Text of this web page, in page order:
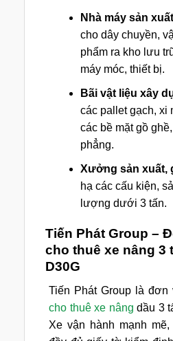
Nhà máy sản
cho dây chuyền,
phẩm ra kho lưu
máy móc, thiết bị.
Bãi vật liệu xây
các pallet gạch, xi
các bề mặt gồ
phẳng.
Xưởng sản xuất,
hạ các cấu kiện,
lượng dưới 3 tấn.
Tiến Phát Group –
cho thuê xe nâng 3
D30G
Tiến Phát Group là đơn
cho thuê xe nâng dầu 3
Xe vận hành mạnh